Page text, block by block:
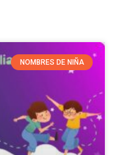
NOMBRES DE NIÑA